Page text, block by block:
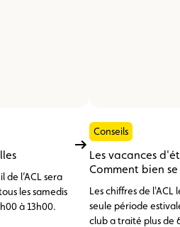
de l’ACL sera
les samedis
à 13h00.
Conseils
Les vacances
Comment bien
Les chiffres de
seule période
club a traité plus de